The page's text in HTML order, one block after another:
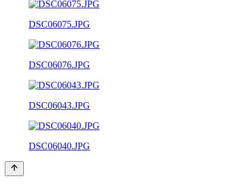
DSC06075.JPG
DSC06076.JPG
DSC06043.JPG
DSC06040.JPG